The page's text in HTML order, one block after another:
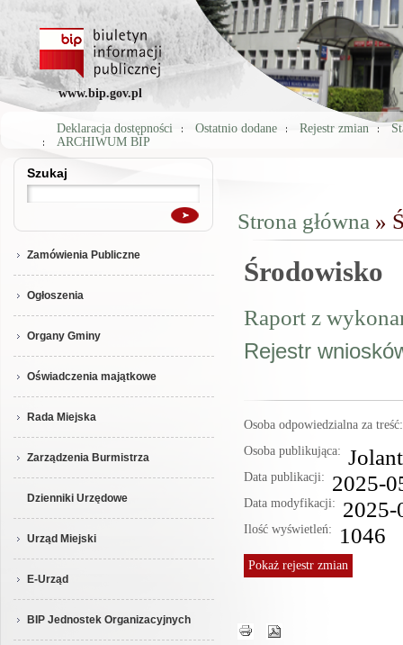
www.bip.gov.pl
Deklaracja dostępności Ostatnio dodane Rejestr zmian
ARCHIWUM BIP
Szukaj
Szukaj
Zamówienia Publiczne
Ogłoszenia
Organy Gminy
Oświadczenia majątkowe
Rada Miejska
Zarządzenia Burmistrza
Dzienniki Urzędowe
Urząd Miejski
E-Urząd
BIP Jednostek Organizacyjnych
Jesteś tutaj
Strona główna »
Środowisko
Raport z
Rejestr
Osoba odpowiedzialna za
Osoba publikująca:
Data publikacji: 2025-
Data modyfikacji: 2025-
Ilość wyświetleń: 1046
Pokażrejestr zmian